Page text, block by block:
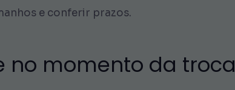
e conferir prazos.
no momento da troca